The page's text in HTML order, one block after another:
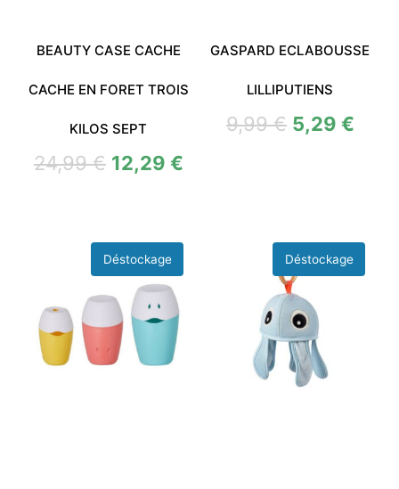
BEAUTY CASE CACHE
CACHE EN FORET TROIS
KILOS SEPT
24,99€ 12,29 €
GASPARD ECLABOUSSE
LILLIPUTIENS
9,99€ 5,29 €